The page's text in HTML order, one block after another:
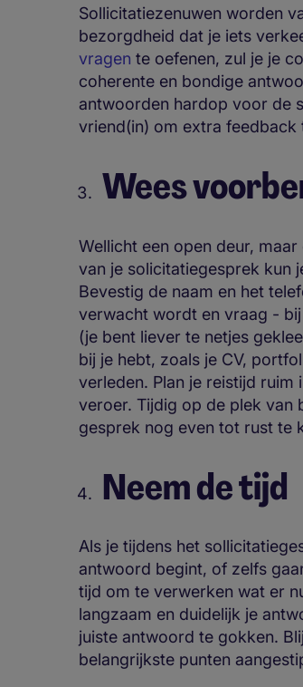
Sollicitatiezenuwen worden
bezorgdheid dat je iets
vragen te oefenen, zul je je
coherente en bondige
antwoorden hardop voor de
vriend(in) om extra feedback
Wees
Wellicht een open deur,
van je solicitatiegesprek kun
Bevestig de naam en het
verwacht wordt en vraag -
(je bent liever te netjes
bij je hebt, zoals je CV,
verleden. Plan je reistijd
veroer. Tijdig op de plek van
gesprek nog even tot rust te
Neem de tijd
Als je tijdens het
antwoord begint, of zelfs
tijd om te verwerken wat er
langzaam en duidelijk je
juiste antwoord te gokken.
belangrijkste punten